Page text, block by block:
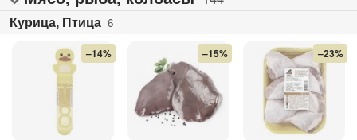
Курица, Птица 6
–14% –15% –23%